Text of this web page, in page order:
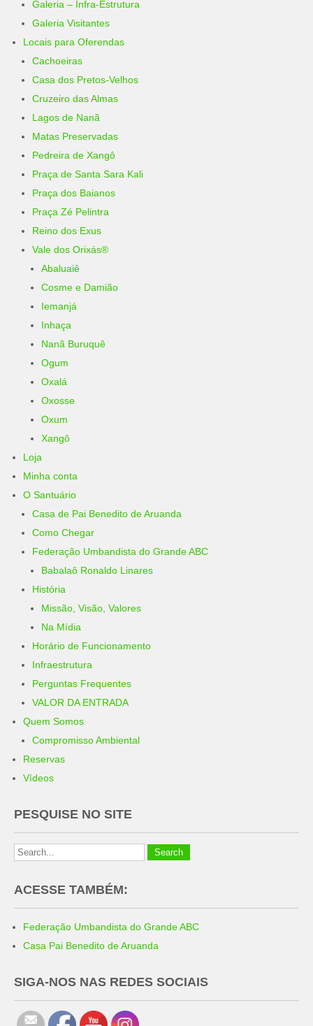
Galeria – Infra-Estrutura
Galeria Visitantes
Locais para Oferendas
Cachoeiras
Casa dos Pretos-Velhos
Cruzeiro das Almas
Lagos de Nanã
Matas Preservadas
Pedreira de Xangô
Praça de Santa Sara Kali
Praça dos Baianos
Praça Zé Pelintra
Reino dos Exus
Vale dos Orixás®
Abaluaiê
Cosme e Damião
Iemanjá
Inhaça
Nanã Buruquê
Ogum
Oxalá
Oxosse
Oxum
Xangô
Loja
Minha conta
O Santuário
Casa de Pai Benedito de Aruanda
Como Chegar
Federação Umbandista do Grande ABC
Babalaô Ronaldo Linares
História
Missão, Visão, Valores
Na Mídia
Horário de Funcionamento
Infraestrutura
Perguntas Frequentes
VALOR DA ENTRADA
Quem Somos
Compromisso Ambiental
Reservas
Vídeos
PESQUISE NO SITE
ACESSE TAMBÉM:
Federação Umbandista do Grande ABC
Casa Pai Benedito de Aruanda
SIGA-NOS NAS REDES SOCIAIS